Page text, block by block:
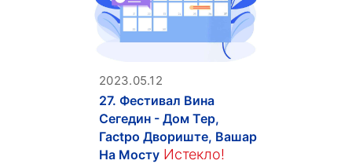
2023.05.12
27. Фестивал Вина
Сегедин - Дом Тер,
Гасtpo Двориште, Вашар
На Мосту Истекло!